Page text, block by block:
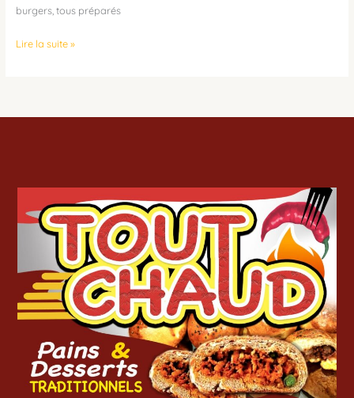
burgers, tous préparés
Lire la suite »